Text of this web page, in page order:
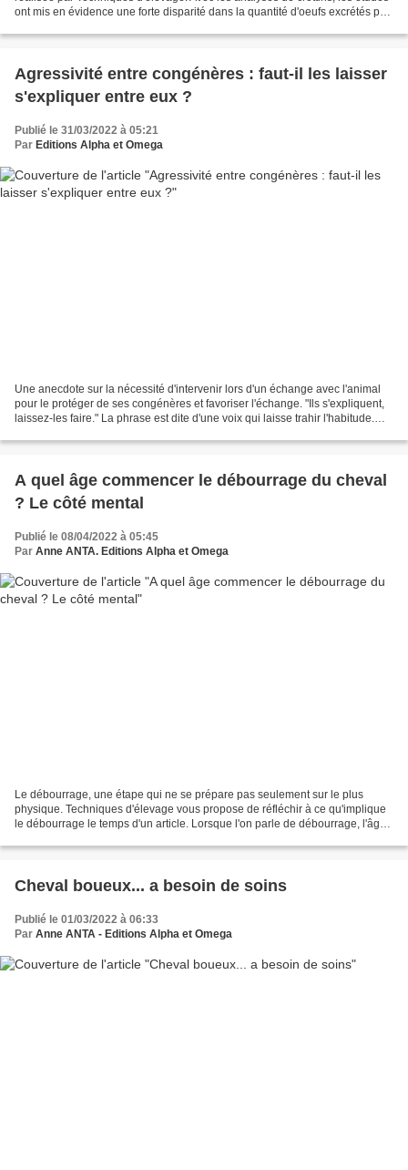
ont mis en évidence une forte disparité dans la quantité d'oeufs excrétés par
Agressivité entre congénères : faut-il les laisser
s'expliquer entre eux ?
Publié le 31/03/2022 à 05:21
Par Editions Alpha et Omega
Une anecdote sur la nécessité d'intervenir lors d'un échange avec l'animal
pour le protéger de ses congénères et favoriser l'échange. "Ils s'expliquent,
laissez-les faire." La phrase est dite d'une voix qui laisse trahir l'habitude.
A quel âge commencer le débourrage du cheval
? Le côté mental
Publié le 08/04/2022 à 05:45
Par Anne ANTA. Editions Alpha et Omega
Le débourrage, une étape qui ne se prépare pas seulement sur le plus
physique. Techniques d'élevage vous propose de réfléchir à ce qu'implique
le débourrage le temps d'un article. Lorsque l'on parle de débourrage, l'âge
Cheval boueux... a besoin de soins
Publié le 01/03/2022 à 06:33
Par Anne ANTA - Editions Alpha et Omega